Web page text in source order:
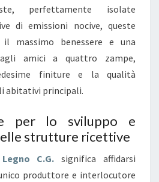
perfettamente isolate
di emissioni nocive, queste
il massimo benessere e una
amici a quattro zampe,
finiture e la qualità
abitativi principali.
per lo sviluppo e
strutture ricettive
C.G. significa affidarsi
produttore e interlocutore